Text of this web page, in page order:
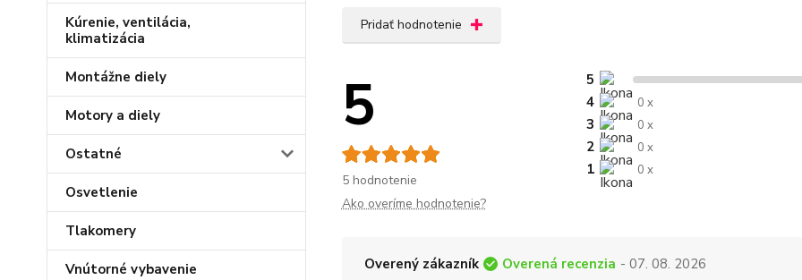
Kúrenie, ventilácia,
klimatizácia
Montážne diely
Motory a diely
Ostatné
Osvetlenie
Tlakomery
Vnútorné vybavenie
Pridať hodnotenie
5
5 hodnotenie
5
4
0 x
3 0 x
2 0 x
1 0 x
Ako overíme hodnotenie?
Overený zákazník Overená recenzia - 07. 08. 2026